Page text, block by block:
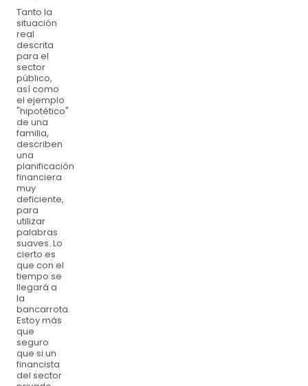
Tanto la
situación
real
descrita
para el
sector
público,
así como
el ejemplo
"hipotético"
de una
familia,
describen
una
planificación
financiera
muy
deficiente,
para
utilizar
palabras
suaves. Lo
cierto es
que con el
tiempo se
llegará a
la
bancarrota.
Estoy más
que
seguro
que si un
financista
del sector